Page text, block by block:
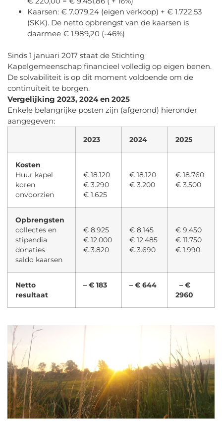
Kaarsen: € 7.079,24 (eigen verkoop) + € 1.722,53
(SKK). De netto opbrengst van de kaarsen is
daarmee € 1.989,20 (-46%)
Sinds 1 januari 2017 staat de Stichting
Kapelgemeenschap financieel volledig op eigen benen.
De solvabiliteit is op dit moment voldoende om de
continuïteit te borgen.
Vergelijking 2023, 2024 en 2025
Enkele belangrijke posten zijn (afgerond) hieronder
aangegeven:
2023 2024 2025
Kosten
Huur kapel
koren
onvoorzien
€ 18.120
€ 3.290
€ 1.625
€ 18.120
€ 3.200
€ 18.760
€ 3.500
Opbrengsten
collectes en
stipendia
donaties
saldo kaarsen
€ 8.925
€ 12.000
€ 3.820
€ 8.145
€ 12.485
€ 3.690
€ 9.450
€ 11.750
€ 1.990
Netto
resultaat
– € 183 – € 644
– €
2960